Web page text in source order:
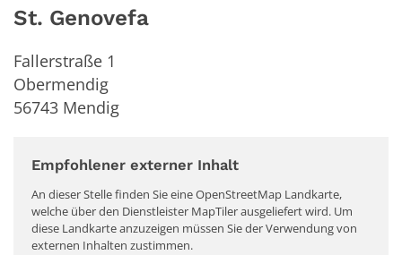
St. Genovefa
Fallerstraße 1
Obermendig
56743 Mendig
Empfohlener externer Inhalt
An dieser Stelle finden Sie eine OpenStreetMap Landkarte,
welche über den Dienstleister MapTiler ausgeliefert wird. Um
diese Landkarte anzuzeigen müssen Sie der Verwendung von
externen Inhalten zustimmen.